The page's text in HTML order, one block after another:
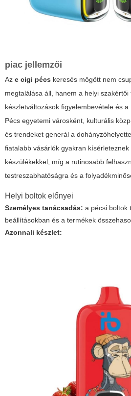
piac jellemzői
Az e cigi pécs keresés mögött nem
megtalálása áll, hanem a helyi szakértői
készletváltozások figyelembevétele és
Pécs egyetemi városként, kulturális
és trendeket generál a
fiatalabb vásárlók gyakran
készülékekkel, míg a rutinosabb
testreszabhatóságra és a
Helyi boltok előnyei
Személyes tanácsadás: a pécsi boltok
beállításokban és a termékek
Azonnali készlet: